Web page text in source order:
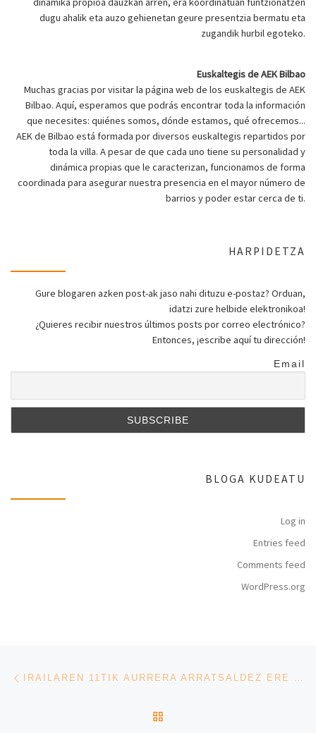
dugu ahalik eta auzo gehienetan geure presentzia bermatu eta
zugandik hurbil egoteko.
Euskaltegis de AEK Bilbao
Muchas gracias por visitar la página web de los euskaltegis de AEK
Bilbao. Aquí, esperamos que podrás encontrar toda la información
que necesites: quiénes somos, dónde estamos, qué ofrecemos...
AEK de Bilbao está formada por diversos euskaltegis repartidos por
toda la villa. A pesar de que cada uno tiene su personalidad y
dinámica propias que le caracterizan, funcionamos de forma
coordinada para asegurar nuestra presencia en el mayor número de
barrios y poder estar cerca de ti.
HARPIDETZA
Gure blogaren azken post-ak jaso nahi dituzu e-postaz? Orduan,
idatzi zure helbide elektronikoa!
¿Quieres recibir nuestros últimos posts por correo electrónico?
Entonces, ¡escribe aquí tu dirección!
Email
BLOGA KUDEATU
Log in
Entries feed
Comments feed
WordPress.org
Post navigation